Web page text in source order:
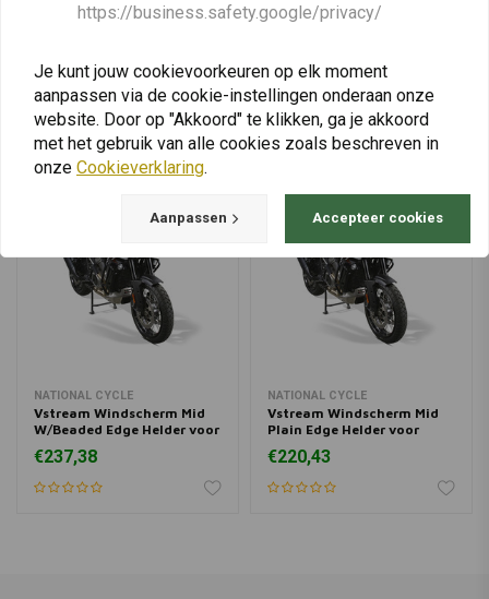
NATIONAL CYCLE
Vstream Windscherm Mid
W/Beaded Edge Helder voor
Harley Davidson | Kies de
Maat
€237,38
NATIONAL CYCLE
Vstream Windscherm Mid
Plain Edge Helder voor
Harley Davidson | Kies de
Maat
€220,43
https://business.safety.google/privacy/
Je kunt jouw cookievoorkeuren op elk moment
aanpassen via de cookie-instellingen onderaan onze
website. Door op "Akkoord" te klikken, ga je akkoord
met het gebruik van alle cookies zoals beschreven in
onze Cookieverklaring.
Aanpassen Accepteer cookies